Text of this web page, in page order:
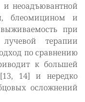
неоадъювантной
блеомицином и
при
терапии
по сравнению
к большей
14] и нередко
осложнений